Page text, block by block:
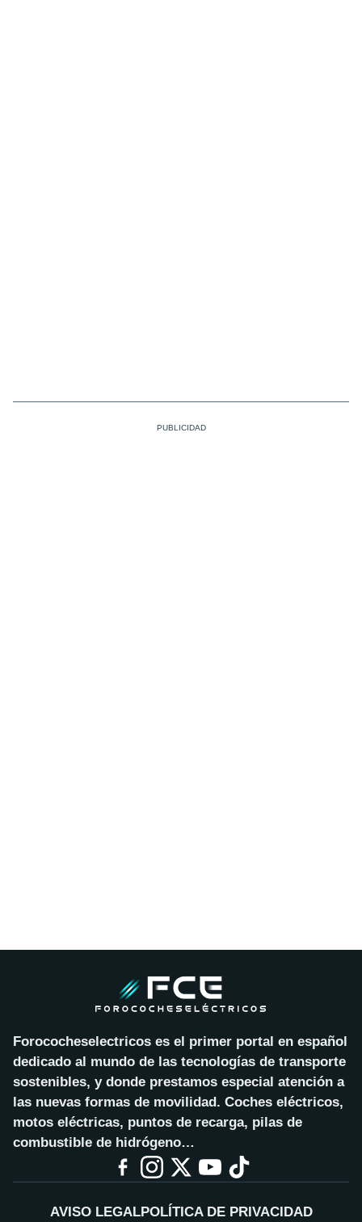
Forococheselectricos es el primer portal en español
dedicado al mundo de las tecnologías de transporte
sostenibles, y donde prestamos especial atención a
las nuevas formas de movilidad. Coches eléctricos,
motos eléctricas, puntos de recarga, pilas de
combustible de hidrógeno…
AVISO LEGALPOLÍTICA DE PRIVACIDAD